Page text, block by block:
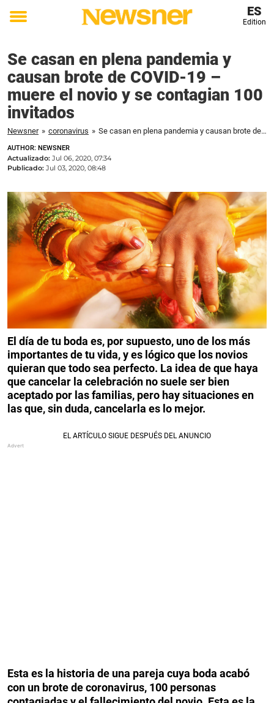
Toggle
ES
Edition
Se casan en plena pandemia y
causan brote de COVID-19 –
muere el novio y se contagian 100
invitados
Newsner » coronavirus » Se casan en plena pandemia y causan brote de COVID-19 – muere el novio y se contagian 100 invitados
AUTHOR: NEWSNER
Actualizado: Jul 06, 2020, 07:34
Publicado: Jul 03, 2020, 08:48
El día de tu boda es, por supuesto, uno de los más
importantes de tu vida, y es lógico que los novios
quieran que todo sea perfecto. La idea de que haya
que cancelar la celebración no suele ser bien
aceptado por las familias, pero hay situaciones en
las que, sin duda, cancelarla es lo mejor.
Esta es la historia de una pareja cuya boda acabó
con un brote de coronavirus, 100 personas